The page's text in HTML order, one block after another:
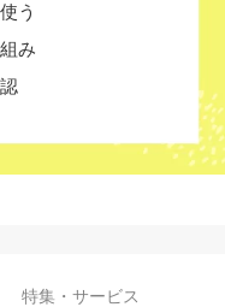
う
み
特集・サービス